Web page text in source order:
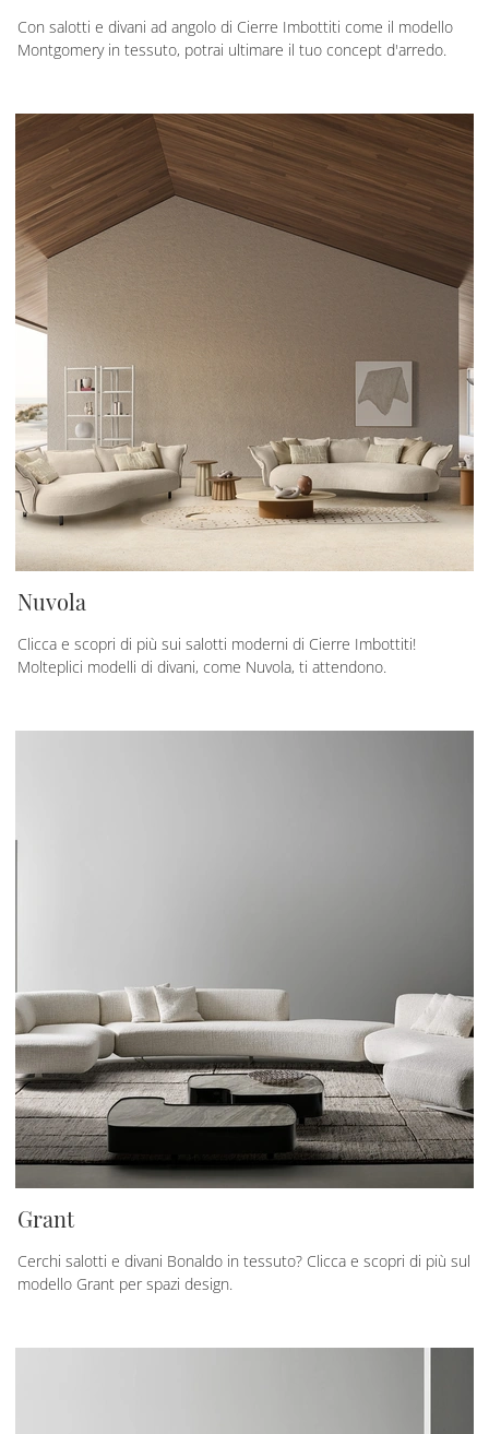
Con salotti e divani ad angolo di Cierre Imbottiti come il modello
Montgomery in tessuto, potrai ultimare il tuo concept d'arredo.
Nuvola
Clicca e scopri di più sui salotti moderni di Cierre Imbottiti!
Molteplici modelli di divani, come Nuvola, ti attendono.
Grant
Cerchi salotti e divani Bonaldo in tessuto? Clicca e scopri di più sul
modello Grant per spazi design.